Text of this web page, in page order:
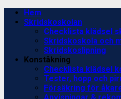
Skip
Primary
Menu
Hem
Skridskoskolan
Checklista klädsel
Skridskoskola och
Skridskoslipning
Konståkning
Checklista klädsel
Tester, hopp och
Försäkring för